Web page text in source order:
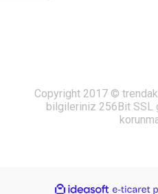
Copyright 2017 ©
bilgileriniz 256Bit SSL
ideasoft